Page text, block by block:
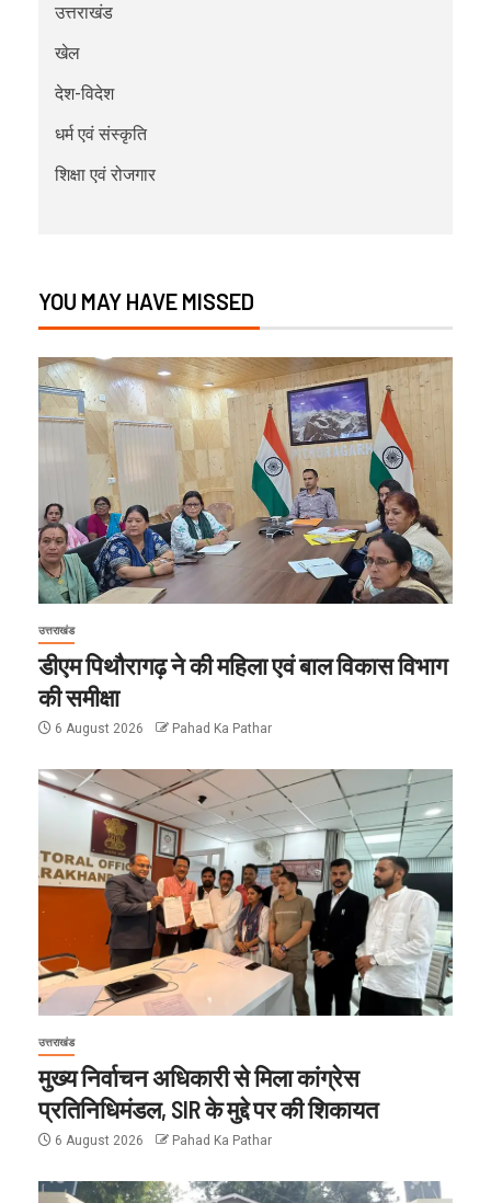
उत्तराखंड
खेल
देश-विदेश
धर्म एवं संस्कृति
शिक्षा एवं रोजगार
YOU MAY HAVE MISSED
उत्तराखंड
डीएम पिथौरागढ़ ने की महिला एवं बाल विकास विभाग
की समीक्षा
6 August 2026 Pahad Ka Pathar
उत्तराखंड
मुख्य निर्वाचन अधिकारी से मिला कांग्रेस
प्रतिनिधिमंडल, SIR के मुद्दे पर की शिकायत
6 August 2026 Pahad Ka Pathar